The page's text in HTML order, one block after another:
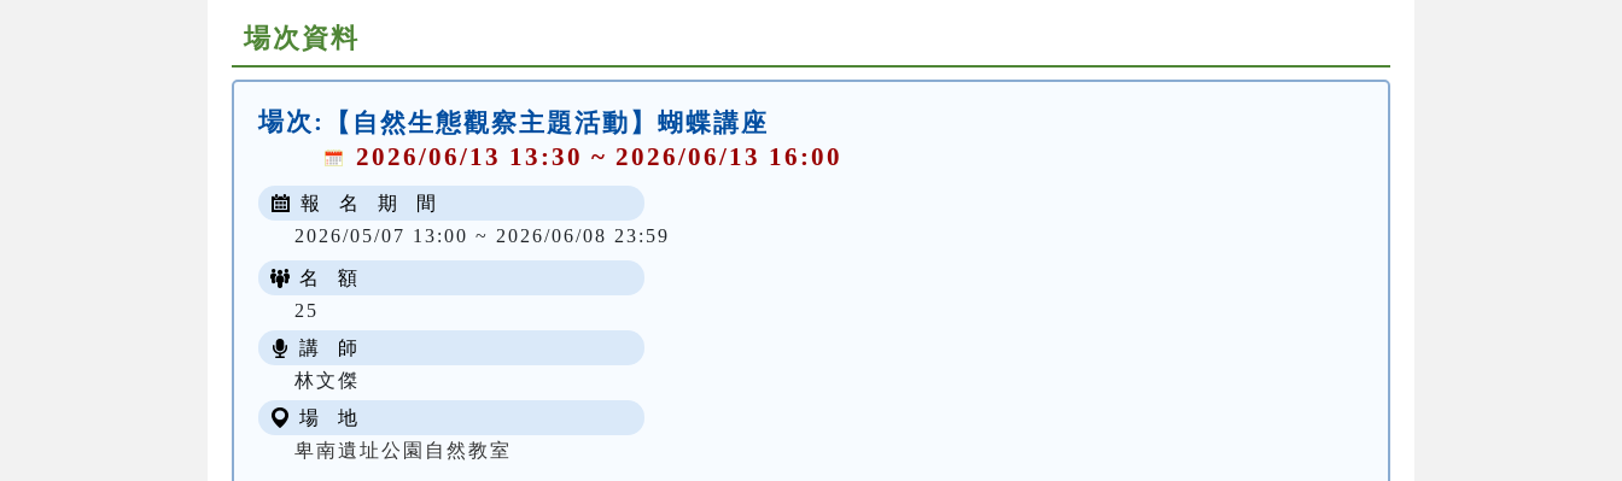
場次資料
場次:
【自然生態觀察主題活動】蝴蝶講座
2026/06/13 13:30 ~ 2026/06/13 16:00
報 名 期 間
2026/05/07 13:00 ~ 2026/06/08 23:59
名 額
25
講 師
林文傑
場 地
卑南遺址公園自然教室